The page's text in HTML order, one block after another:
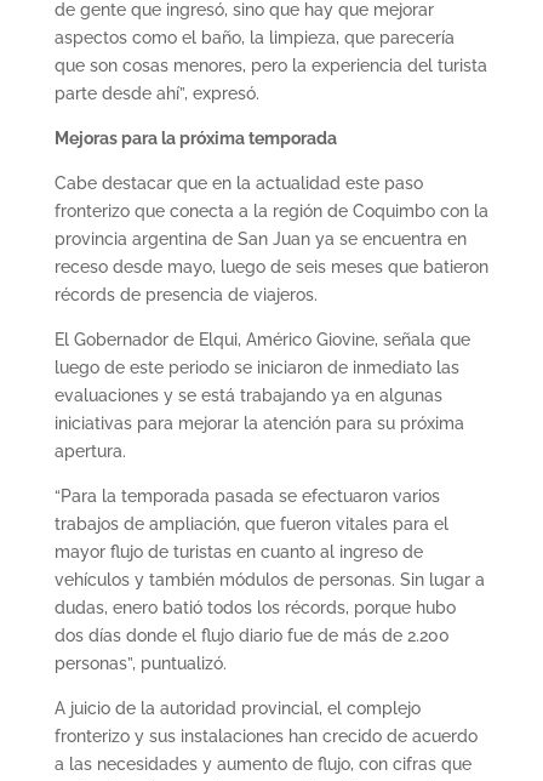
de gente que ingresó, sino que hay que mejorar
aspectos como el baño, la limpieza, que parecería
que son cosas menores, pero la experiencia del turista
parte desde ahí”, expresó.
Mejoras para la próxima temporada
Cabe destacar que en la actualidad este paso
fronterizo que conecta a la región de Coquimbo con la
provincia argentina de San Juan ya se encuentra en
receso desde mayo, luego de seis meses que batieron
récords de presencia de viajeros.
El Gobernador de Elqui, Américo Giovine, señala que
luego de este periodo se iniciaron de inmediato las
evaluaciones y se está trabajando ya en algunas
iniciativas para mejorar la atención para su próxima
apertura.
“Para la temporada pasada se efectuaron varios
trabajos de ampliación, que fueron vitales para el
mayor flujo de turistas en cuanto al ingreso de
vehículos y también módulos de personas. Sin lugar a
dudas, enero batió todos los récords, porque hubo
dos días donde el flujo diario fue de más de 2.200
personas”, puntualizó.
A juicio de la autoridad provincial, el complejo
fronterizo y sus instalaciones han crecido de acuerdo
a las necesidades y aumento de flujo, con cifras que